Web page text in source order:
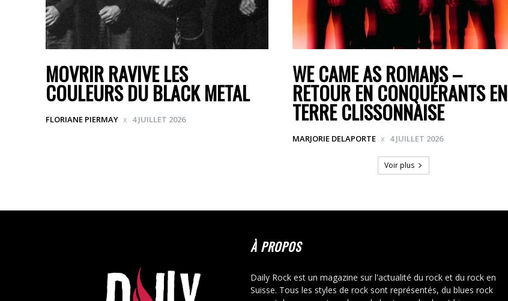
MOVRIR RAVIVE LES
COULEURS DU BLACK METAL
FLORIANE PIERMAY 4 JUILLET 2026
WE CAME AS ROMANS –
RETOUR EN CONQUÉRANTS EN
TERRE CLISSONNAISE
MARJORIE DELAPORTE 4 JUILLET 2026
Voir plus
À PROPOS
Daily Rock est un magazine sur l'actualité du rock et du rock en
Suisse. Tous les styles de rock sont représentés, du blues rock